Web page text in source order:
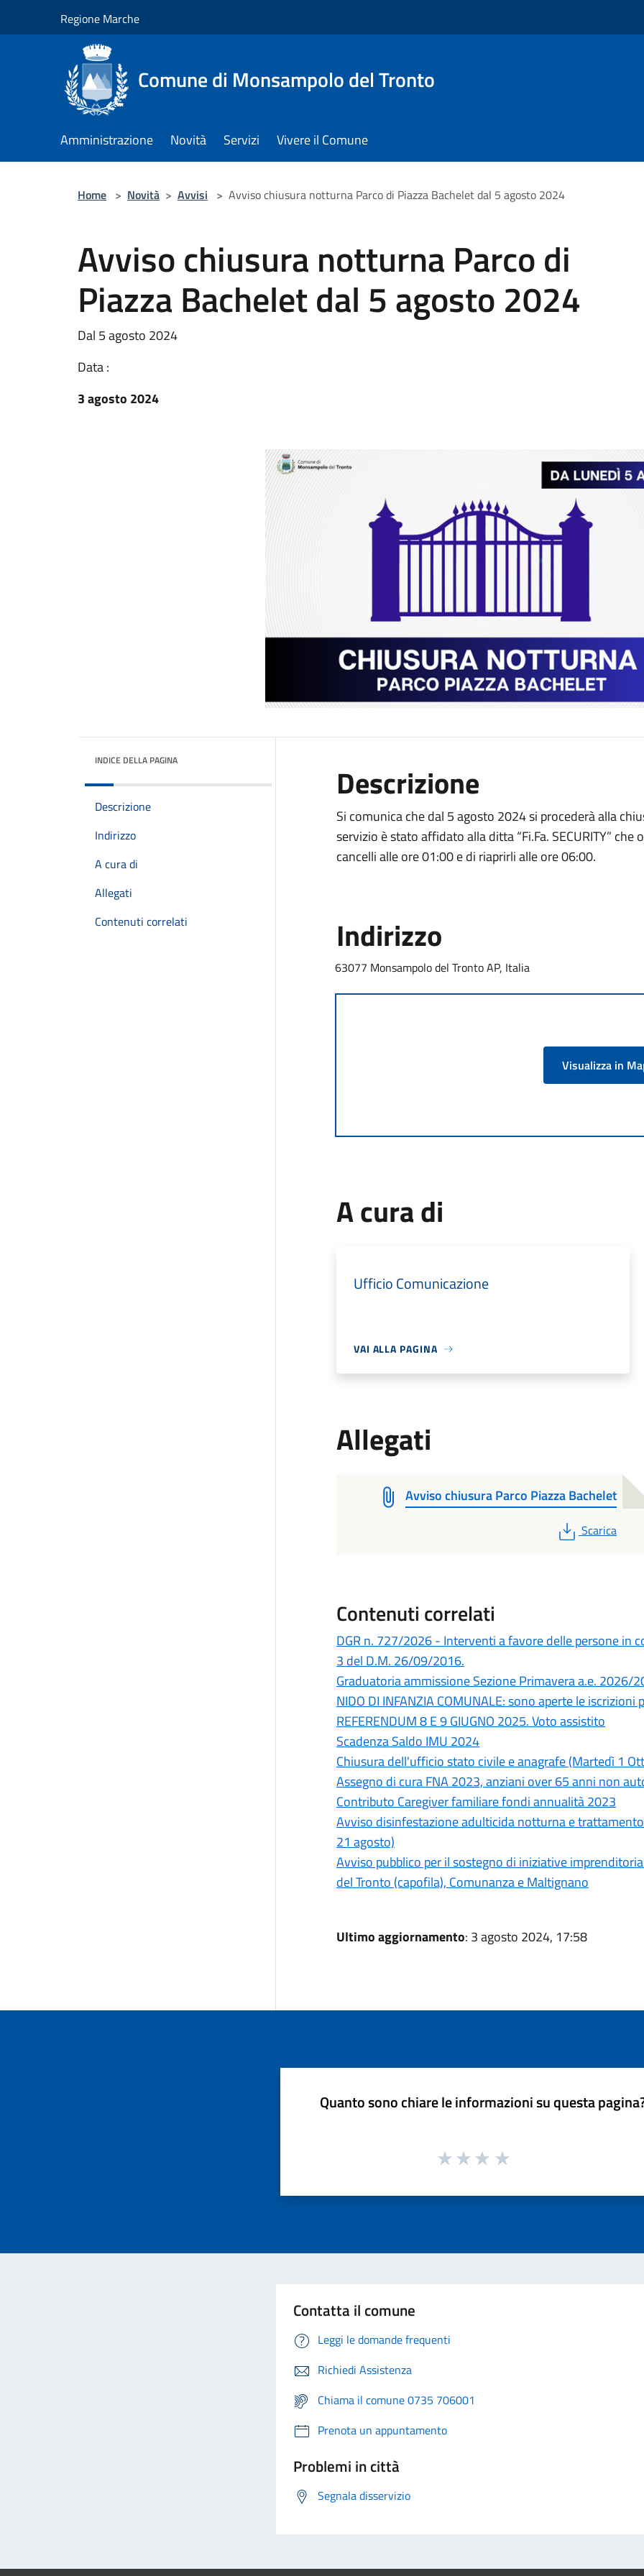
Regione Marche
Comune di Monsampolo del Tronto
Amministrazione Novità Servizi Vivere il Comune
Home > Novità > Avvisi > Avviso chiusura notturna Parco di Piazza Bachelet dal 5 agosto 2024
Avviso chiusura notturna Parco di
Piazza Bachelet dal 5 agosto 2024
Dal 5 agosto 2024
Data :
3 agosto 2024
INDICE DELLA PAGINA
Descrizione
Indirizzo
A cura di
Allegati
Contenuti correlati
Descrizione
Si comunica che dal 5 agosto 2024 si procederà alla
servizio è stato affidato alla ditta “Fi.Fa. SECURITY”
cancelli alle ore 01:00 e di riaprirli alle ore 06:00.
Indirizzo
63077 Monsampolo del Tronto AP, Italia
Visualizza in
A cura di
Ufficio Comunicazione
VAI ALLA PAGINA
Allegati
Avviso chiusura Parco Piazza Bachelet
PDF
Scarica
Contenuti correlati
DGR n. 727/2026 - Interventi a favore delle persone in
3 del D.M. 26/09/2016.
Graduatoria ammissione Sezione Primavera a.e. 2026/
NIDO DI INFANZIA COMUNALE: sono aperte le
REFERENDUM 8 E 9 GIUGNO 2025. Voto assistito
Scadenza Saldo IMU 2024
Chiusura dell'ufficio stato civile e anagrafe (Martedì 1
Assegno di cura FNA 2023, anziani over 65 anni non
Contributo Caregiver familiare fondi annualità 2023
Avviso disinfestazione adulticida notturna e
21 agosto)
Avviso pubblico per il sostegno di iniziative
del Tronto (capofila), Comunanza e Maltignano
Ultimo aggiornamento: 3 agosto 2024, 17:58
Quanto sono chiare le informazioni su questa
Contatta il comune
Leggi le domande frequenti
Richiedi Assistenza
Chiama il comune 0735 706001
Prenota un appuntamento
Problemi in città
Segnala disservizio